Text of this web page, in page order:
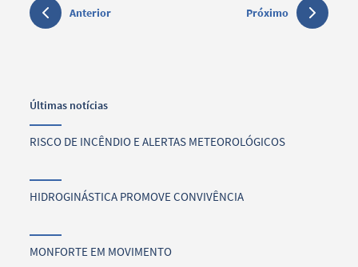
Anterior Próximo
Últimas notícias
RISCO DE INCÊNDIO E ALERTAS METEOROLÓGICOS
HIDROGINÁSTICA PROMOVE CONVIVÊNCIA
MONFORTE EM MOVIMENTO